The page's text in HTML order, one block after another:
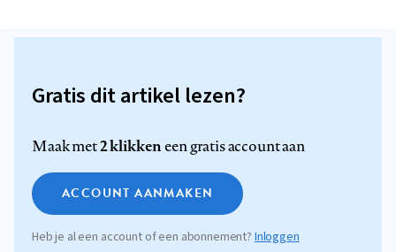
Gratis dit artikel lezen?
Maak met2 klikkeneen gratis account aan
ACCOUNT AANMAKEN
Heb je al een account of een abonnement? Inloggen